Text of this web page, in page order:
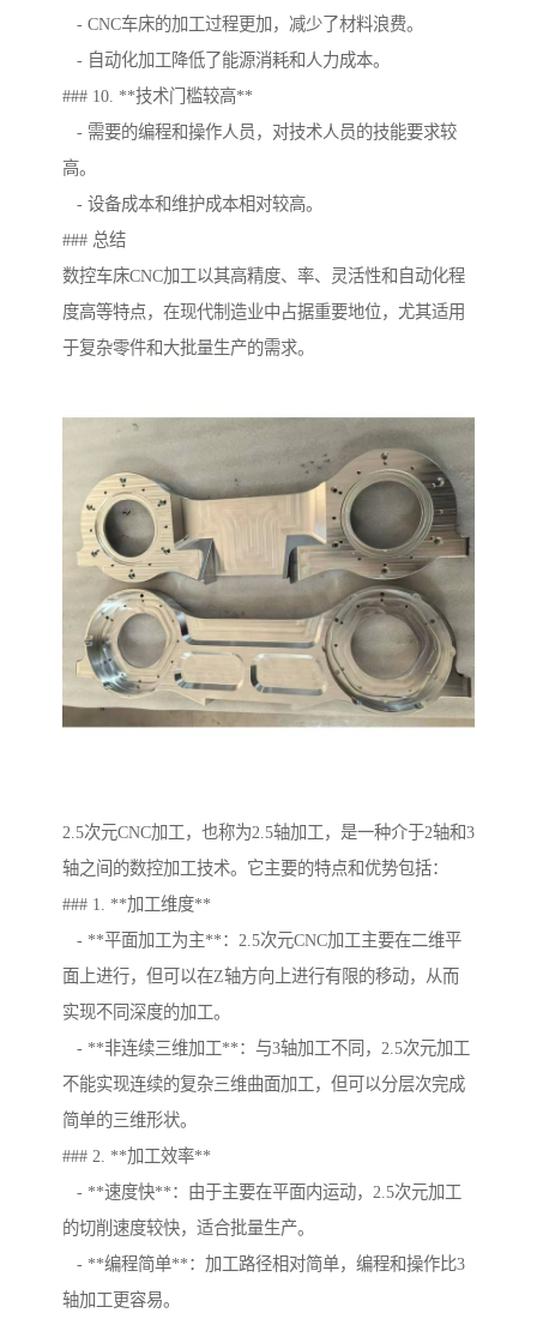
- CNC车床的加工过程更加，减少了材料浪费。
- 自动化加工降低了能源消耗和人力成本。
### 10. **技术门槛较高**
- 需要的编程和操作人员，对技术人员的技能要求较
高。
- 设备成本和维护成本相对较高。
### 总结
数控车床CNC加工以其高精度、率、灵活性和自动化程
度高等特点，在现代制造业中占据重要地位，尤其适用
于复杂零件和大批量生产的需求。
2.5次元CNC加工，也称为2.5轴加工，是一种介于2轴和3
轴之间的数控加工技术。它主要的特点和优势包括：
### 1. **加工维度**
- **平面加工为主**：2.5次元CNC加工主要在二维平
面上进行，但可以在Z轴方向上进行有限的移动，从而
实现不同深度的加工。
- **非连续三维加工**：与3轴加工不同，2.5次元加工
不能实现连续的复杂三维曲面加工，但可以分层次完成
简单的三维形状。
### 2. **加工效率**
- **速度快**：由于主要在平面内运动，2.5次元加工
的切削速度较快，适合批量生产。
- **编程简单**：加工路径相对简单，编程和操作比3
轴加工更容易。